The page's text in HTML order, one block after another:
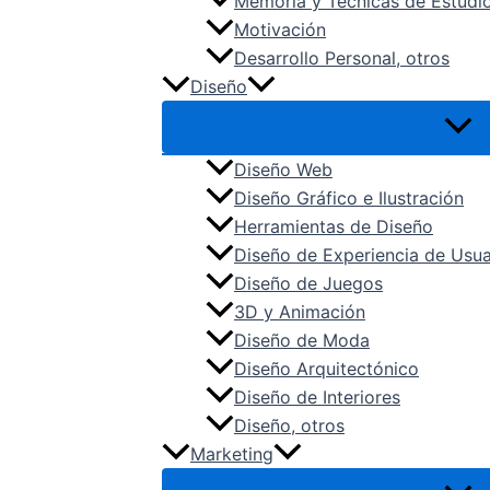
Motivación
Desarrollo Personal, otros
Diseño
Diseño Web
Diseño Gráfico e Ilustración
Herramientas de Diseño
Diseño de Experiencia de
Diseño de Juegos
3D y Animación
Diseño de Moda
Diseño Arquitectónico
Diseño de Interiores
Diseño, otros
Marketing